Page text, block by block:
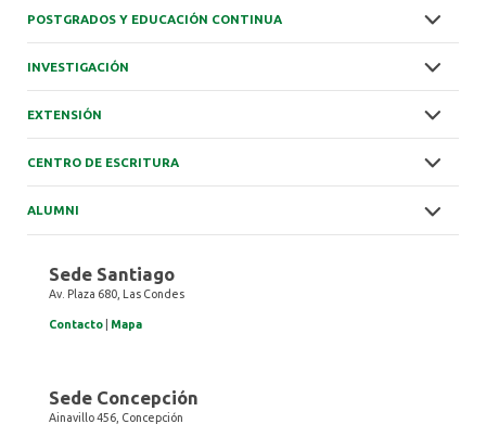
POSTGRADOS Y EDUCACIÓN CONTINUA
INVESTIGACIÓN
EXTENSIÓN
CENTRO DE ESCRITURA
ALUMNI
Sede Santiago
Av. Plaza 680, Las Condes
Contacto Mapa
Sede Concepción
Ainavillo 456, Concepción